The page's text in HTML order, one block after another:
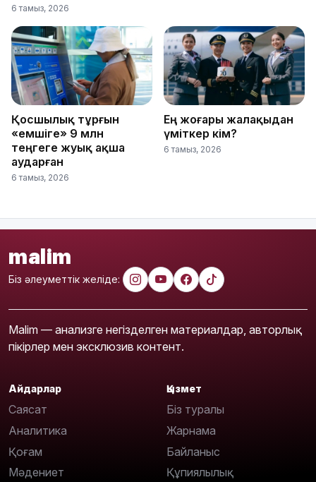
6 тамыз, 2026
Қосшылық тұрғын
«емшіге» 9 млн
теңгеге жуық ақша
аударған
6 тамыз, 2026
Ең жоғары жалақыдан
үміткер кім?
6 тамыз, 2026
malim
Біз әлеуметтік желіде:
Malim — анализге негізделген материалдар, авторлық
пікірлер мен эксклюзив контент.
Айдарлар
Саясат
Аналитика
Қоғам
Мәдениет
Қызмет
Біз туралы
Жарнама
Байланыс
Құпиялылық